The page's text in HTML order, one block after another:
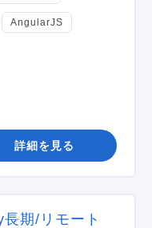
AngularJS
詳細を見る
期/リモート